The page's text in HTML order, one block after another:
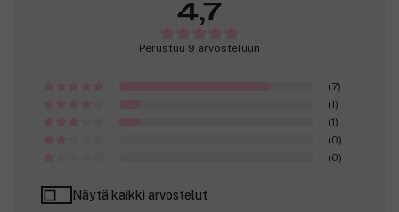
4,7
Perustuu 9 arvosteluun
(7)
(1)
(1)
(0)
(0)
Näytä kaikki arvostelut